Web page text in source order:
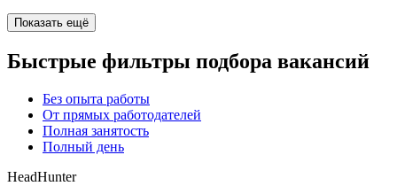
Показать ещё
Быстрые фильтры подбора вакансий
Без опыта работы
От прямых работодателей
Полная занятость
Полный день
HeadHunter